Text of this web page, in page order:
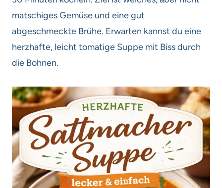
matschiges Gemüse und eine gut
abgeschmeckte Brühe. Erwarten kannst du eine
herzhafte, leicht tomatige Suppe mit Biss durch
die Bohnen.